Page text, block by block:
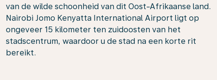
van de wilde schoonheid van dit Oost-Afrikaanse land.
Nairobi Jomo Kenyatta International Airport ligt op
ongeveer 15 kilometer ten zuidoosten van het
stadscentrum, waardoor u de stad na een korte rit
bereikt.